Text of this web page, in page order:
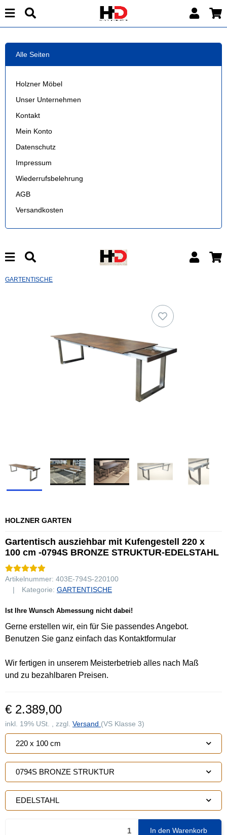
Alle Seiten
Holzner Möbel
Unser Unternehmen
Kontakt
Mein Konto
Datenschutz
Impressum
Wiederrufsbelehrung
AGB
Versandkosten
GARTENTISCHE
HOLZNER GARTEN
Gartentisch ausziehbar mit Kufengestell 220 x
100 cm -0794S BRONZE STRUKTUR-EDELSTAHL
Artikelnummer: 403E-794S-220100
Kategorie: GARTENTISCHE
Ist Ihre Wunsch Abmessung nicht dabei!
Gerne erstellen wir, ein für Sie passendes Angebot.
Benutzen Sie ganz einfach das Kontaktformular
Wir fertigen in unserem Meisterbetrieb alles nach Maß
und zu bezahlbaren Preisen.
€ 2.389,00
inkl. 19% USt. , zzgl. Versand (VS Klasse 3)
220 x 100 cm
0794S BRONZE STRUKTUR
EDELSTAHL
In den Warenkorb